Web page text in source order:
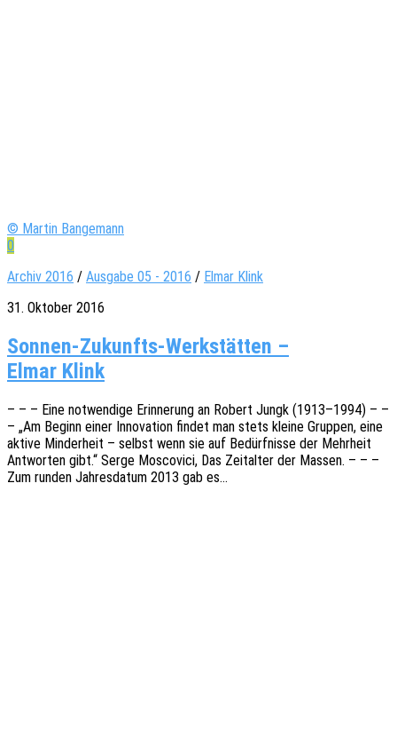
© Martin Bangemann
0
Archiv 2016 / Ausgabe 05 - 2016 / Elmar Klink
31. Oktober 2016
Sonnen-Zukunfts-Werkstätten –
Elmar Klink
– – – Eine notwen­di­ge Erin­ne­rung an Robert Jungk (1913–1994) – –
– „Am Beginn einer Inno­va­ti­on findet man stets kleine Grup­pen, eine
aktive Minder­heit – selbst wenn sie auf Bedürf­nis­se der Mehr­heit
Antwor­ten gibt.“ Serge Mosco­vici, Das Zeit­al­ter der Massen. – – –
Zum runden Jahres­da­tum 2013 gab es…